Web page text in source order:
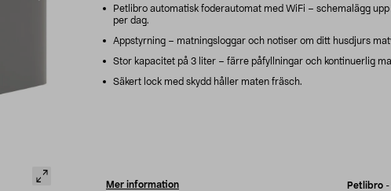
Petlibro automatisk foderautomat med WiFi – schemalägg
per dag.
Appstyrning – matningsloggar och notiser om ditt husdjurs
Stor kapacitet på 3 liter – färre påfyllningar och kontinuerlig
Säkert lock med skydd håller maten fräsch.
Mer information Petlibro -